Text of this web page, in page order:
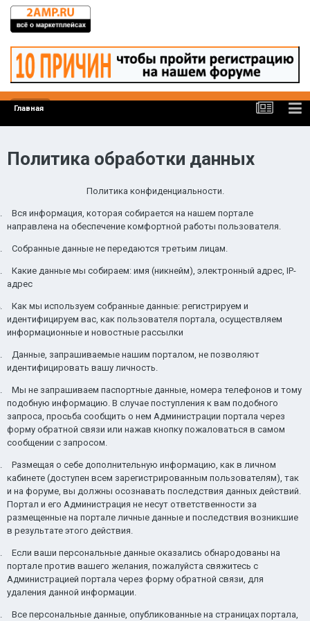
Главная
Политика обработки данных
Политика конфиденциальности.
Вся информация, которая собирается на нашем портале
направлена на обеспечение комфортной работы пользователя.
Собранные данные не передаются третьим лицам.
Какие данные мы собираем: имя (никнейм), электронный адрес, IP-
адрес
Как мы используем собранные данные: регистрируем и
идентифицируем вас, как пользователя портала, осуществляем
информационные и новостные рассылки
Данные, запрашиваемые нашим порталом, не позволяют
идентифицировать вашу личность.
Мы не запрашиваем паспортные данные, номера телефонов и тому
подобную информацию. В случае поступления к вам подобного
запроса, просьба сообщить о нем Администрации портала через
форму обратной связи или нажав кнопку пожаловаться в самом
сообщении с запросом.
Размещая о себе дополнительную информацию, как в личном
кабинете (доступен всем зарегистрированным пользователям), так
и на форуме, вы должны осознавать последствия данных действий.
Портал и его Администрация не несут ответственности за
размещенные на портале личные данные и последствия возникшие
в результате этого действия.
Если ваши персональные данные оказались обнародованы на
портале против вашего желания, пожалуйста свяжитесь с
Администрацией портала через форму обратной связи, для
удаления данной информации.
Все персональные данные, опубликованные на страницах портала,